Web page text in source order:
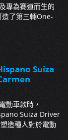
專為賽道而生的
了第三輛One-
Suiza
動車款時，
Suiza Driver
造種人對於電動